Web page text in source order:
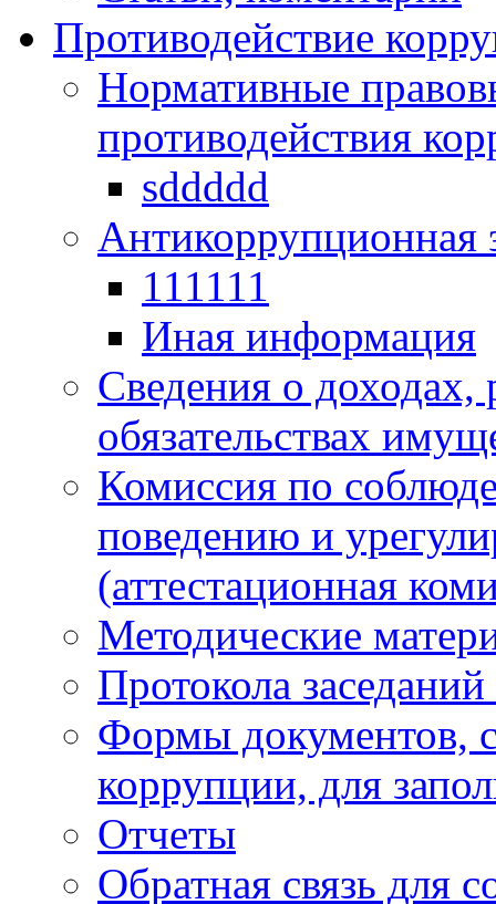
Противодействие
Нормативные
противодействия
sddddd
Антикоррупционная
111111
Иная информация
Сведения о доходах,
обязательствах
Комиссия по
поведению и
(аттестационная
Методические
Протокола
Формы документов,
коррупции, для
Отчеты
Обратная связь для